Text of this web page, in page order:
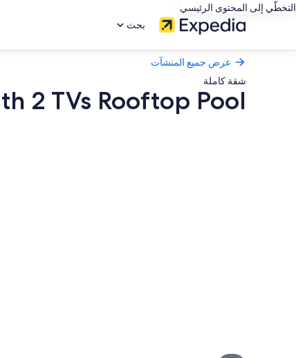
التخطّي إلى المحتوى الرئيسي
بحث
عرض جميع المنشآت
شقة كاملة
2 TVs Rooftop Pool